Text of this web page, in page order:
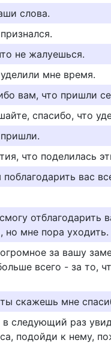
слова.
не жалуешься.
мне время.
вам, что пришли
спасибо, что
что поделилась
вас
отблагодарить
но мне пора уходить.
за вашу
всего - за то,
скажешь мне
в следующий раз
подойди к нему,